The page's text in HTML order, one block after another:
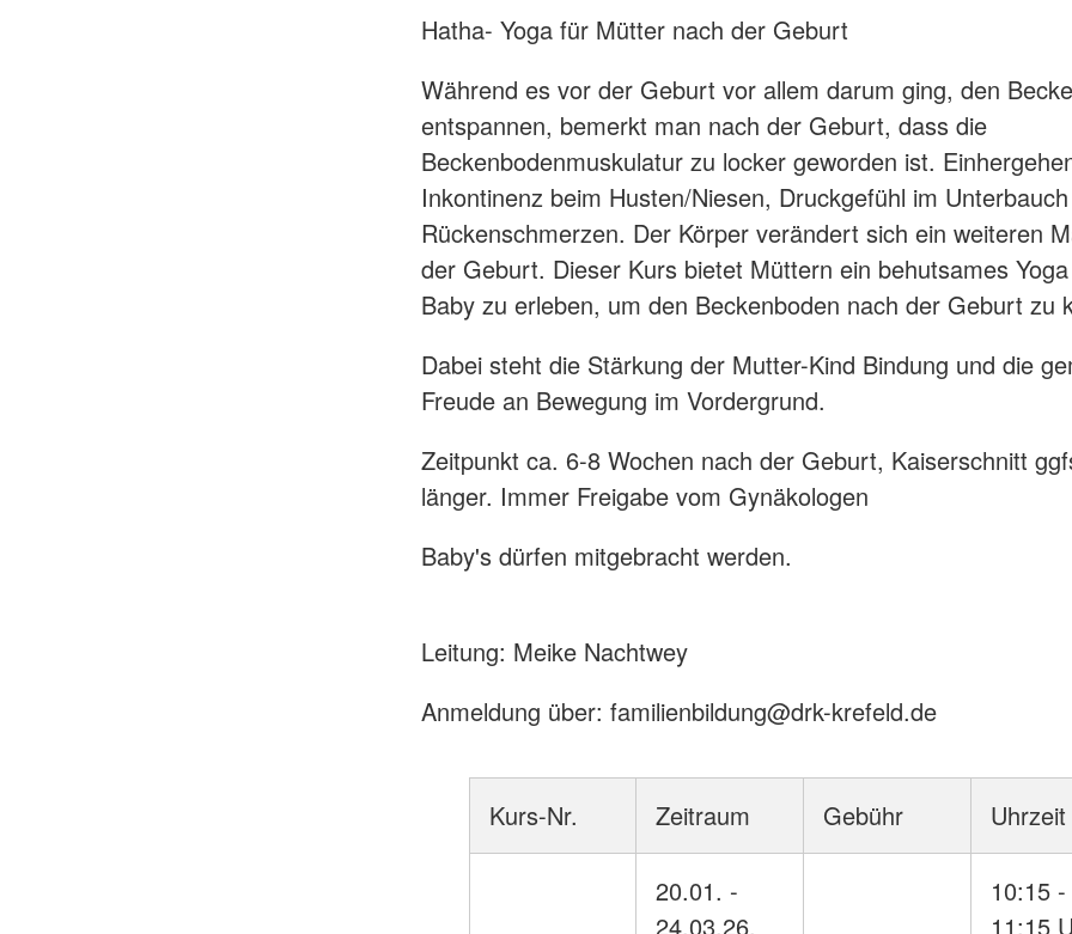
Hatha- Yoga für Mütter nach der Geburt
Während es vor der Geburt vor allem darum ging, den
entspannen, bemerkt man nach der Geburt, dass die
Beckenbodenmuskulatur zu locker geworden ist.
Inkontinenz beim Husten/Niesen, Druckgefühl im
Rückenschmerzen. Der Körper verändert sich ein weiteren
der Geburt. Dieser Kurs bietet Müttern ein behutsames
Baby zu erleben, um den Beckenboden nach der Geburt zu
Dabei steht die Stärkung der Mutter-Kind Bindung und die
Freude an Bewegung im Vordergrund.
Zeitpunkt ca. 6-8 Wochen nach der Geburt, Kaiserschnitt
länger. Immer Freigabe vom Gynäkologen
Baby's dürfen mitgebracht werden.
Leitung: Meike Nachtwey
Anmeldung über: familienbildung@drk-krefeld.de
Kurs-Nr. Zeitraum Gebühr Uhrzeit
20.01. -
24.03.26,
10:15 -
11:15